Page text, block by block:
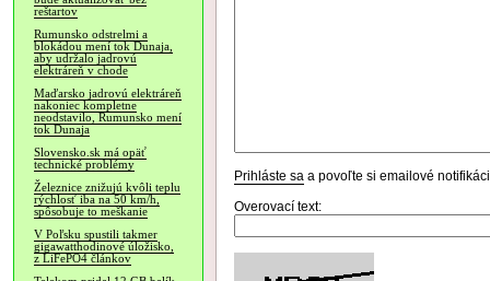
reštartov
Rumunsko odstrelmi a
blokádou mení tok Dunaja,
aby udržalo jadrovú
elektráreň v chode
Maďarsko jadrovú elektráreň
nakoniec kompletne
neodstavilo, Rumunsko mení
tok Dunaja
Slovensko.sk má opäť
technické problémy
Železnice znižujú kvôli teplu
rýchlosť iba na 50 km/h,
spôsobuje to meškanie
V Poľsku spustili takmer
gigawatthodinové úložisko,
z LiFePO4 článkov
Prihláste sa a povoľte si emailové
Overovací text: